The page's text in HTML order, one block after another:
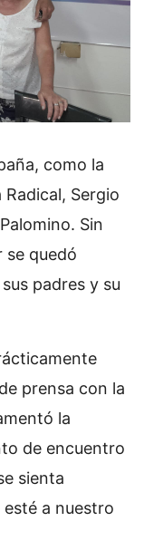
como la
Sergio
Sin
se quedó
padres y su
prensa con la
la
de encuentro
sienta
a nuestro